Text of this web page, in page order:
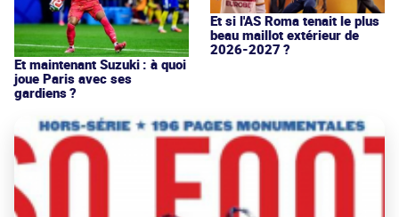
Et maintenant Suzuki : à quoi
joue Paris avec ses
gardiens ?
Et si l'AS Roma tenait le plus
beau maillot extérieur de
2026-2027 ?